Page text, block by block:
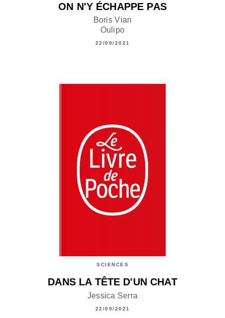
ON N'Y ÉCHAPPE PAS
Boris Vian
Oulipo
22/09/2021
SCIENCES
DANS LA TÊTE D'UN CHAT
Jessica Serra
22/09/2021